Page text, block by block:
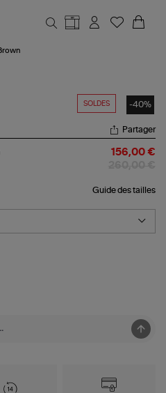
SOLDES -40%
Partager
156,00 €
Guide des tailles